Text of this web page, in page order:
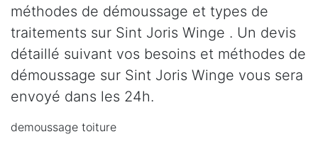
méthodes de démoussage et types de
traitements sur Sint Joris Winge . Un devis
détaillé suivant vos besoins et méthodes de
démoussage sur Sint Joris Winge vous sera
envoyé dans les 24h.
demoussage toiture